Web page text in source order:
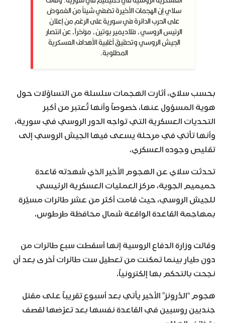
سلاي إن الهجمات الأخيرة تضفي شيئاً من الغموض
على الحرب الدائرة في سورية على الرغم من إعلان
الرئيس الروسي، فلاديمير بوتين، مؤخراً، عن انتصار
الجيش الروسي وتحقيق أغلبية الأهداف العسكرية
المطلوبة.
بحسب سلاي، أثارت الهجمات سلسلة من التساؤلات حول
هوية المسؤول عنها، خصوصاً وأنها تُعتبر من أكبر
التحديات العسكرية التي تواجه الدور الروسي في سورية،
وأنها تأتي في مرحلة يسعى فيها الجيش الروسي إلى
تقليص وجوده العسكري.
تحدثت سلاي عن الهجوم الأخير الذي شهدته قاعدة
حميميم الجوية، مركز العمليات العسكرية الرئيسي
للجيش الروسي، حيث قامت أكثر من عشر طائرات مسيَّرة
بمهاجمة القاعدة الواقعة شمال محافظة طرطوس.
وقالت وزارة الدفاع الروسية إنها أسقطت سبع طائرات من
دون طيار بينما تمكنت من تعطيل ست طائرات أخرى بعد أن
نجحت بالتحكم بها إلكترونياً.
هجوم “الدْرونز” الأخير يأتي بعد أسبوع تقريباً على مقتل
جنديين روسيين في القاعدة نفسها بعد تعرّضها لقصف